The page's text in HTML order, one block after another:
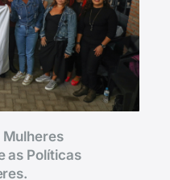
Mulheres
as Políticas